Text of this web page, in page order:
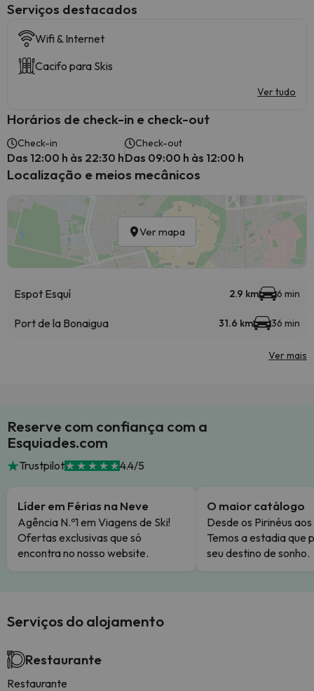
Serviços destacados
Wifi & Internet
Cacifo para Skis
Ver tudo
Horários de check-in e check-out
Check-in
Das 12:00 h às 22:30 h
Check-out
Das 09:00 h às 12:00 h
Localização e meios mecânicos
Ver mapa
Espot Esquí 2.9 km 6 min
Port de la Bonaigua 31.6 km 36 min
Ver mais
Reserve com confiança com a
Esquiades.com
Trustpilot 4.4/5
Líder em Férias na Neve
Agência N.º1 em Viagens de Ski!
Ofertas exclusivas que só
encontra no nosso website.
O maior catálogo
Desde os Pirinéus
Temos a estadia que
seu destino de sonho.
Serviços do alojamento
Restaurante
Restaurante